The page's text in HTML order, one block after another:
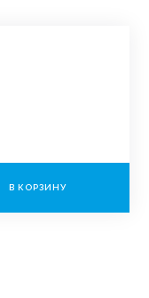
В КОРЗИНУ